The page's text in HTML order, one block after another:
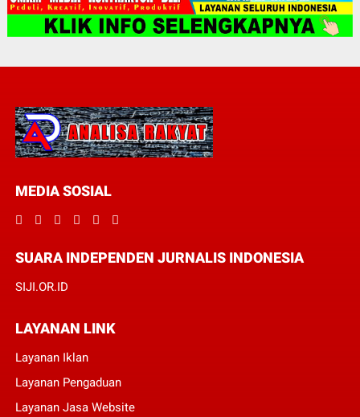
MEDIA SOSIAL
SUARA INDEPENDEN JURNALIS INDONESIA
SIJI.OR.ID
LAYANAN LINK
Layanan Iklan
Layanan Pengaduan
Layanan Jasa Website